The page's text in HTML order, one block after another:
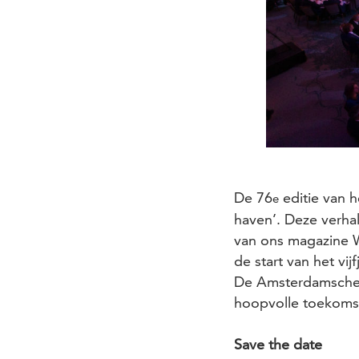
De 76e editie van
haven’. Deze
van ons magazine
de start van het
De
hoopvolle
Save the date